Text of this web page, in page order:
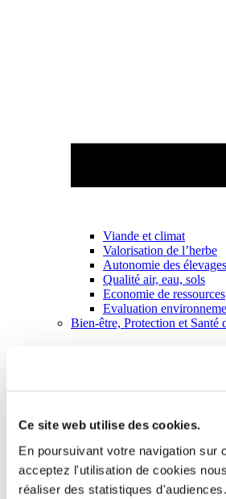
Ce site web utilise des cookies.
En poursuivant votre navigation sur
acceptez l'utilisation de cookies
réaliser des statistiques d'audiences.
Viande et climat
Valorisation de l’herbe
Autonomie des élevages
Qualité air, eau, sols
Economie de ressources
Evaluation
Bien-être, Protection et Santé